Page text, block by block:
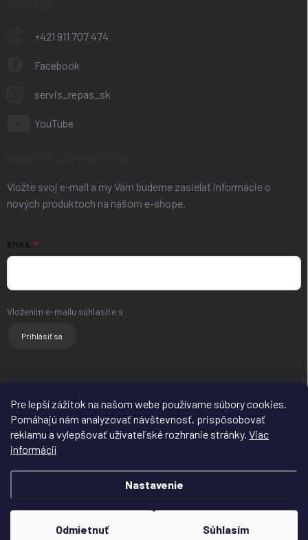
Pre lepší zážitok na našom webe používame súbory cookies.
Pomáhajú nám analyzovať návštevnosť, prispôsobovať
reklamu a vylepšovať užívateľské rozhranie stránky. Viac
informácií
Nastavenie
Odmietnuť Súhlasím
+421 911 707 474
Facebook
servis_repas_sk
YouTube
Vložte svoj e-mail a my Vám budeme zasielať informácie o
nových produktoch na našom e-shope.
EMAIL
Vložením e-mailu súhlasíte s
Prihlásiť sa
HLAVNÝ WEB FACEBOOK INSTAGRAM